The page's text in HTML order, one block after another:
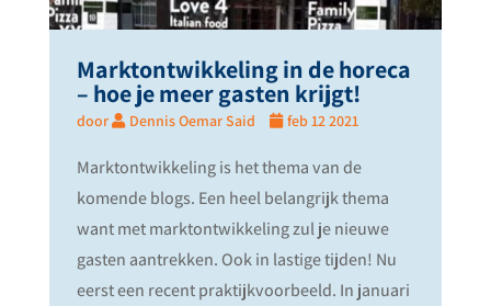
Marktontwikkeling in de horeca
– hoe je meer gasten krijgt!
door Dennis Oemar Said feb 12 2021
Marktontwikkeling is het thema van de
komende blogs. Een heel belangrijk thema
want met marktontwikkeling zul je nieuwe
gasten aantrekken. Ook in lastige tijden! Nu
eerst een recent praktijkvoorbeeld. In januari